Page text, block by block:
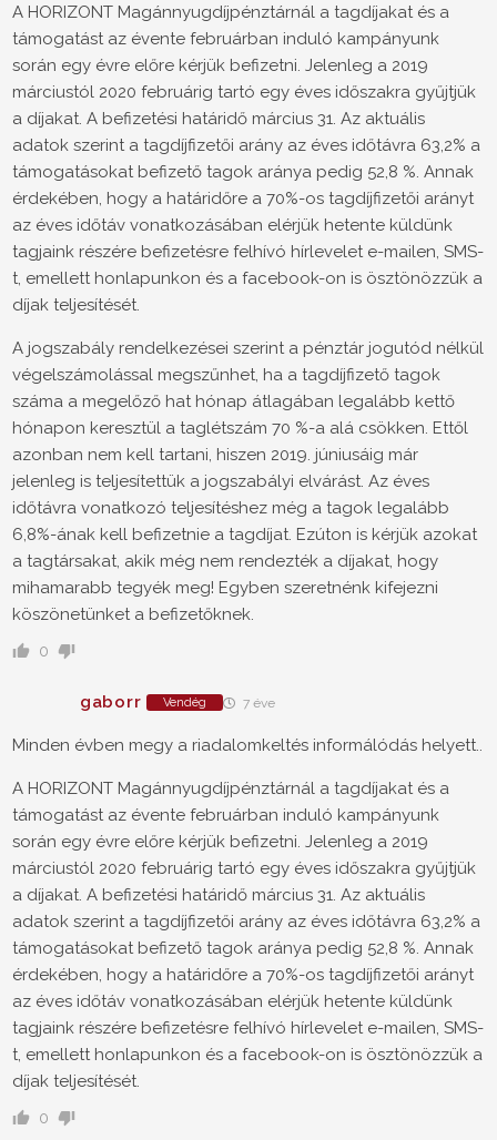
A HORIZONT Magánnyugdíjpénztárnál a tagdíjakat és a
támogatást az évente februárban induló kampányunk
során egy évre előre kérjük befizetni. Jelenleg a 2019
márciustól 2020 februárig tartó egy éves időszakra gyűjtjük
a díjakat. A befizetési határidő március 31. Az aktuális
adatok szerint a tagdíjfizetői arány az éves időtávra 63,2% a
támogatásokat befizető tagok aránya pedig 52,8 %. Annak
érdekében, hogy a határidőre a 70%-os tagdíjfizetői arányt
az éves időtáv vonatkozásában elérjük hetente küldünk
tagjaink részére befizetésre felhívó hírlevelet e-mailen, SMS-
t, emellett honlapunkon és a facebook-on is ösztönözzük a
díjak teljesítését.
A jogszabály rendelkezései szerint a pénztár jogutód nélkül
végelszámolással megszűnhet, ha a tagdíjfizető tagok
száma a megelőző hat hónap átlagában legalább kettő
hónapon keresztül a taglétszám 70 %-a alá csökken. Ettől
azonban nem kell tartani, hiszen 2019. júniusáig már
jelenleg is teljesítettük a jogszabályi elvárást. Az éves
időtávra vonatkozó teljesítéshez még a tagok legalább
6,8%-ának kell befizetnie a tagdíjat. Ezúton is kérjük azokat
a tagtársakat, akik még nem rendezték a díjakat, hogy
mihamarabb tegyék meg! Egyben szeretnénk kifejezni
köszönetünket a befizetőknek.
0
gaborr Vendég 7 éve
Minden évben megy a riadalomkeltés informálódás helyett..
A HORIZONT Magánnyugdíjpénztárnál a tagdíjakat és a
támogatást az évente februárban induló kampányunk
során egy évre előre kérjük befizetni. Jelenleg a 2019
márciustól 2020 februárig tartó egy éves időszakra gyűjtjük
a díjakat. A befizetési határidő március 31. Az aktuális
adatok szerint a tagdíjfizetői arány az éves időtávra 63,2% a
támogatásokat befizető tagok aránya pedig 52,8 %. Annak
érdekében, hogy a határidőre a 70%-os tagdíjfizetői arányt
az éves időtáv vonatkozásában elérjük hetente küldünk
tagjaink részére befizetésre felhívó hírlevelet e-mailen, SMS-
t, emellett honlapunkon és a facebook-on is ösztönözzük a
díjak teljesítését.
0